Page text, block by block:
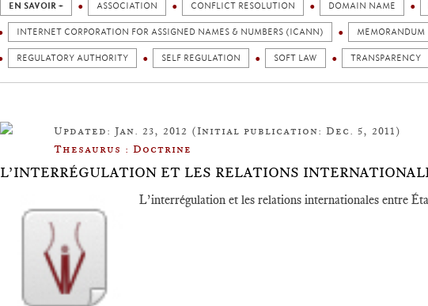
EN SAVOIR + ASSOCIATION CONFLICT RESOLUTION DOMAIN NAME
INTERNET CORPORATION FOR ASSIGNED NAMES & NUMBERS (ICANN) MEMORANDUM
REGULATORY AUTHORITY SELF REGULATION SOFT LAW TRANSPARENCY
Updated: Jan. 23, 2012 (Initial publication: Dec. 5, 2011)
Thesaurus : Doctrine
L’INTERRÉGULATION ET LES RELATIONS
L’interrégulation et les relations internationales entre